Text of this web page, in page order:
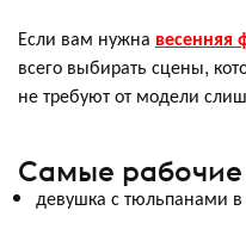
Если вам нужна весенняя
всего выбирать сцены,
не требуют от модели
Самые
девушка с тюльпанами в